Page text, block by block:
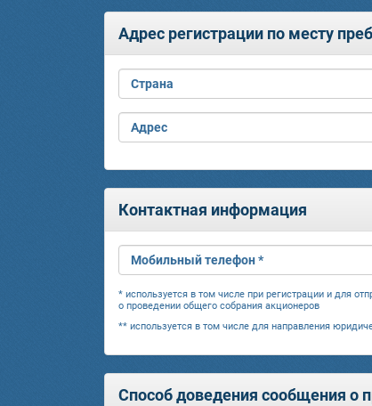
Адрес регистрации по месту
Страна
Адрес
Контактная информация
Мобильный телефон *
* используется в том числе при регистрации и для
о проведении общего собрания акционеров
** используется в том числе для направления
Способ доведения сообщения о